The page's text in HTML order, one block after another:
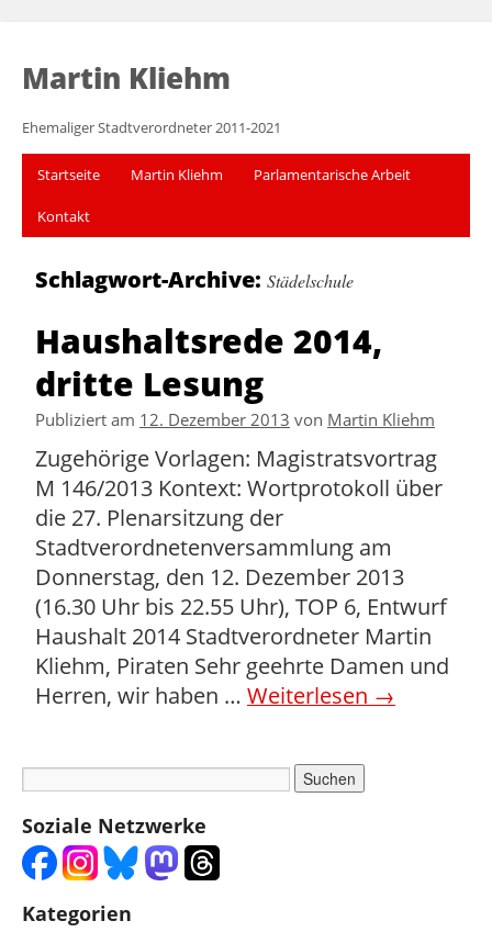
Martin Kliehm
Ehemaliger Stadtverordneter 2011-2021
Startseite Martin Kliehm Parlamentarische Arbeit
Kontakt
Schlagwort-Archive: Städelschule
Haushaltsrede 2014,
dritte Lesung
Publiziert am 12. Dezember 2013 von Martin Kliehm
Zugehörige Vorlagen: Magistratsvortrag
M 146/2013 Kontext: Wortprotokoll über
die 27. Plenarsitzung der
Stadtverordnetenversammlung am
Donnerstag, den 12. Dezember 2013
(16.30 Uhr bis 22.55 Uhr), TOP 6, Entwurf
Haushalt 2014 Stadtverordneter Martin
Kliehm, Piraten Sehr geehrte Damen und
Herren, wir haben … Weiterlesen →
Soziale Netzwerke
Kategorien